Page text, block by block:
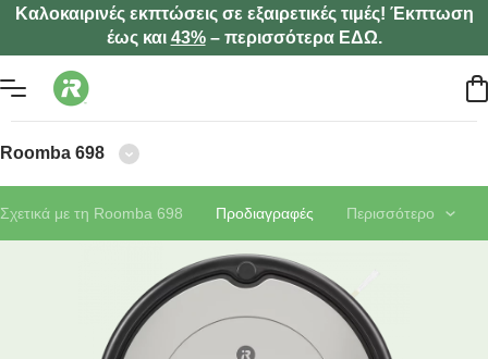
Καλοκαιρινές εκπτώσεις σε εξαιρετικές τιμές! Έκπτωση
έως και 43%– περισσότερα ΕΔΩ.
Roomba 698
Σχετικά με τη Roomba 698 Προδιαγραφές Περισσότερο